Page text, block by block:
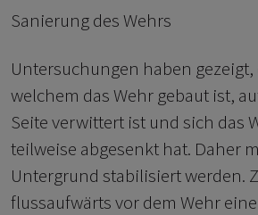
Sanierung des Wehrs
Untersuchungen haben gezeigt,
welchem das Wehr gebaut ist,
Seite verwittert ist und sich das
teilweise abgesenkt hat. Daher
Untergrund stabilisiert werden.
flussaufwärts vor dem Wehr